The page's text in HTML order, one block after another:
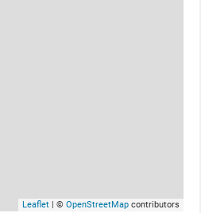
Leaflet | © OpenStreetMap contributors